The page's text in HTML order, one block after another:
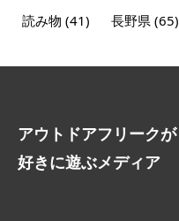
読み物 (41) 長野県 (65)
アウトドアフリークが
好きに遊ぶメディア